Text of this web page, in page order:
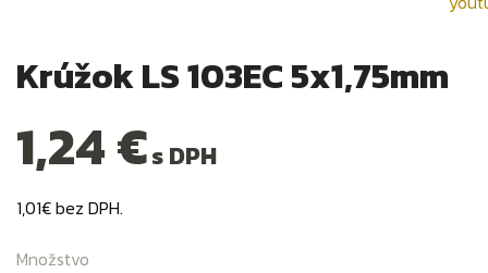
Krúžok LS 103EC 5x1,75mm
1,24 €s DPH
1,01€ bez DPH.
Množstvo